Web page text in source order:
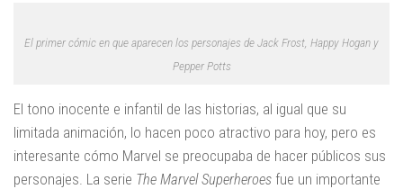
El primer cómic en que aparecen los personajes de Jack Frost, Happy Hogan y
Pepper Potts
El tono inocente e infantil de las historias, al igual que su
limitada animación, lo hacen poco atractivo para hoy, pero es
interesante cómo Marvel se preocupaba de hacer públicos sus
personajes. La serie The Marvel Superheroes fue un importante